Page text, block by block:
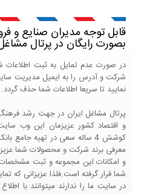
قابل توجه مدیران صنایع و
بصورت رایگان در پرتال
در صورت عدم تمایل به ثبت
شرکت و آدرس را به ایمیل مدیریت
نمایید تا سریعا اطلاعات شما حذف گردد.
پرتال مشاغل ایران در جهت رشد فرهنگ
و اقتصاد کشور عزیزمان این وب
کوشش 4 ساله سعی در تهیه
معرفی برند شرکت و محصولات شما
و امکانات این مجموعه و ثبت
شما قرار گرفته است.فلذا عزیزانی که
در سایت ما را ندارند میتوانند با